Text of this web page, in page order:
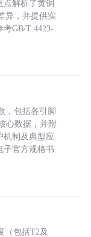
点解析了黄铜
异，并提供实
GB/T 4423-
，包括各引脚
心数据，并附
机制及典型应
子官方规格书
（包括T2及